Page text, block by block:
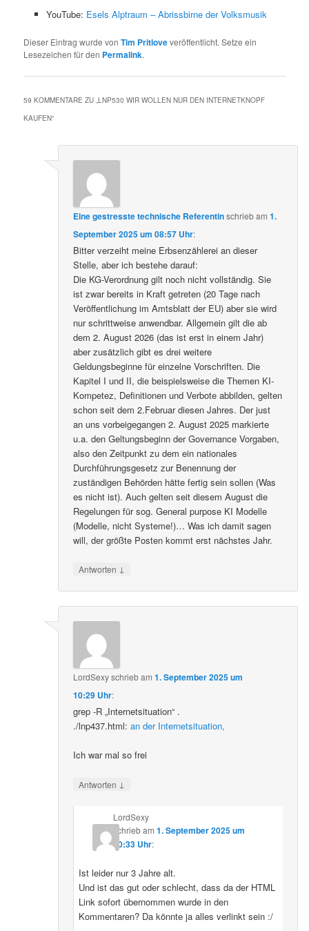
YouTube: Esels Alptraum – Abrissbirne der Volksmusik
Dieser Eintrag wurde vonTim Pritloveveröffentlicht. Setze ein
Lesezeichen für den Permalink.
59 KOMMENTARE ZU „LNP530 WIR WOLLEN NUR DEN INTERNETKNOPF
KAUFEN“
Eine gestresste technische Referentinschriebam1.
September 2025 um 08:57 Uhr:
Bitter verzeiht meine Erbsenzählerei an dieser
Stelle, aber ich bestehe darauf:
Die KG-Verordnung gilt noch nicht vollständig. Sie
ist zwar bereits in Kraft getreten (20 Tage nach
Veröffentlichung im Amtsblatt der EU) aber sie wird
nur schrittweise anwendbar. Allgemein gilt die ab
dem 2. August 2026 (das ist erst in einem Jahr)
aber zusätzlich gibt es drei weitere
Geldungsbeginne für einzelne Vorschriften. Die
Kapitel I und II, die beispielsweise die Themen KI-
Kompetez, Definitionen und Verbote abbilden, gelten
schon seit dem 2.Februar diesen Jahres. Der just
an uns vorbeigegangen 2. August 2025 markierte
u.a. den Geltungsbeginn der Governance Vorgaben,
also den Zeitpunkt zu dem ein nationales
Durchführungsgesetz zur Benennung der
zuständigen Behörden hätte fertig sein sollen (Was
es nicht ist). Auch gelten seit diesem August die
Regelungen für sog. General purpose KI Modelle
(Modelle, nicht Systeme!)… Was ich damit sagen
will, der größte Posten kommt erst nächstes Jahr.
Antworten ↓
LordSexyschriebam1. September 2025 um
10:29 Uhr:
grep -R „Internetsituation“ .
./lnp437.html:an der Internetsituation,
Ich war mal so frei
Antworten ↓
LordSexy
schriebam 1. September 2025 um
10:33 Uhr:
Ist leider nur 3 Jahre alt.
Und ist das gut oder schlecht, dass da der HTML
Link sofort übernommen wurde in den
Kommentaren? Da könnte ja alles verlinkt sein :/